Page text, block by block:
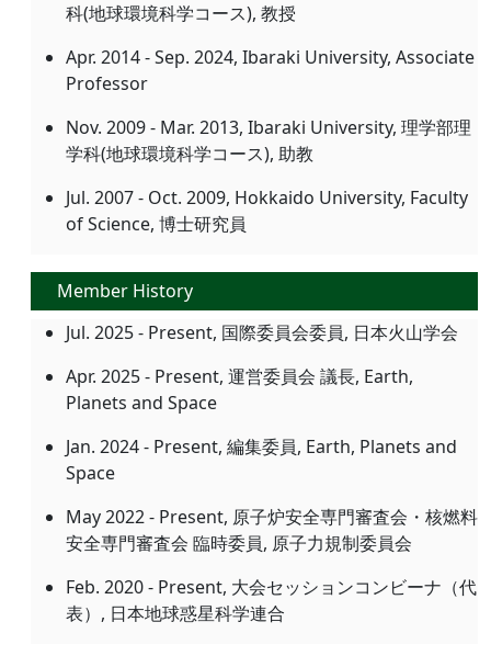
科(地球環境科学コース), 教授
Apr. 2014 - Sep. 2024, Ibaraki University, Associate
Professor
Nov. 2009 - Mar. 2013, Ibaraki University, 理学部理
学科(地球環境科学コース), 助教
Jul. 2007 - Oct. 2009, Hokkaido University, Faculty
of Science, 博士研究員
Member History
Jul. 2025 - Present, 国際委員会委員, 日本火山学会
Apr. 2025 - Present, 運営委員会 議長, Earth,
Planets and Space
Jan. 2024 - Present, 編集委員, Earth, Planets and
Space
May 2022 - Present, 原子炉安全専門審査会・核燃料
安全専門審査会 臨時委員, 原子力規制委員会
Feb. 2020 - Present, 大会セッションコンビーナ（代
表）, 日本地球惑星科学連合